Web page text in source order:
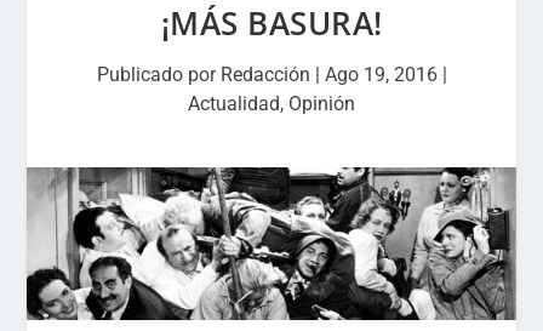
¡MÁS BASURA!
Publicado por Redacción | Ago 19, 2016|
Actualidad, Opinión